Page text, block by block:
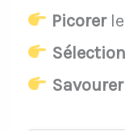
Picorer
Savourer